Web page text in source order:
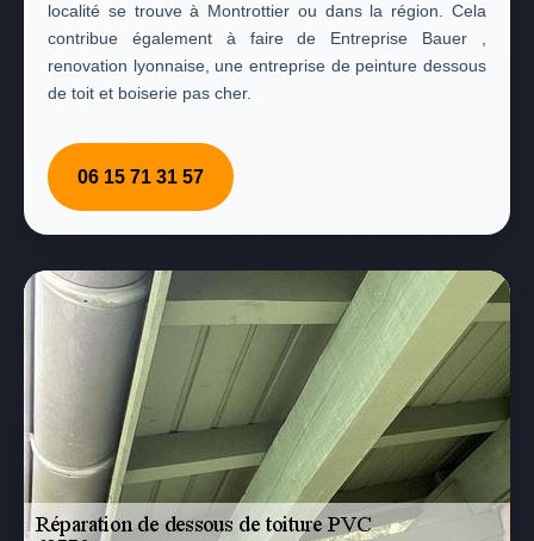
localité se trouve à Montrottier ou dans la région. Cela
contribue également à faire de Entreprise Bauer ,
renovation lyonnaise, une entreprise de peinture dessous
de toit et boiserie pas cher.
06 15 71 31 57